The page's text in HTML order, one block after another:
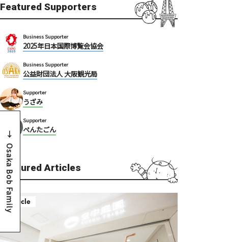
Osaka Bob Family
Featured Supporters
Business Supporter
2025年日本国際博覧会協会
Business Supporter
公益財団法人 大阪観光局
Supporter
うざみ
Supporter
ぺんたごん
Featured Articles
Article